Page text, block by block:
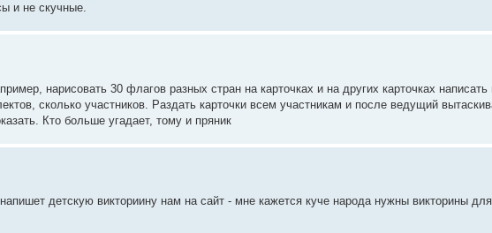
и не скучные.
нарисовать 30 флагов разных стран на карточках и на других карточках написать
сколько участников. Раздать карточки всем участникам и после ведущий
Кто больше угадает, тому и пряник
детскую викториину нам на сайт - мне кажется куче народа нужны викторины